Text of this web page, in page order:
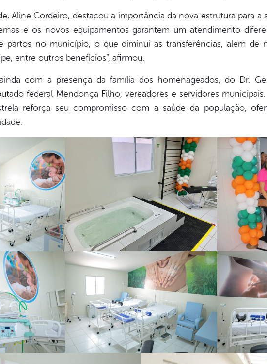
Aline Cordeiro, destacou a importância da nova estrutura para a
e os novos equipamentos garantem um atendimento
partos no município, o que diminui as transferências, além de
entre outros benefícios”, afirmou.
com a presença da família dos homenageados, do Dr.
federal Mendonça Filho, vereadores e servidores
reforça seu compromisso com a saúde da população,